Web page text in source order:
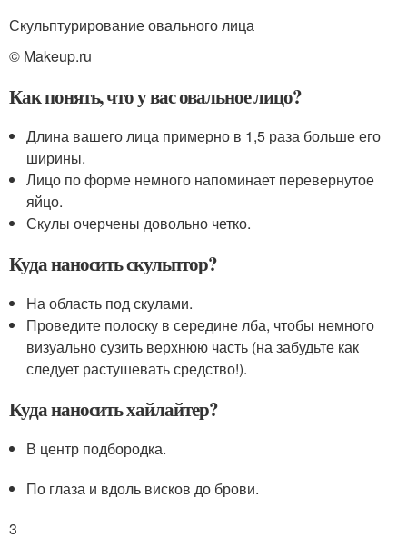
Скульптурирование овального лица
© Makeup.ru
Как понять, что у вас овальное лицо?
Длина вашего лица примерно в 1,5 раза больше его
ширины.
Лицо по форме немного напоминает перевернутое
яйцо.
Скулы очерчены довольно четко.
Куда наносить скульптор?
На область под скулами.
Проведите полоску в середине лба, чтобы немного
визуально сузить верхнюю часть (на забудьте как
следует растушевать средство!).
Куда наносить хайлайтер?
В центр подбородка.
По глаза и вдоль висков до брови.
3